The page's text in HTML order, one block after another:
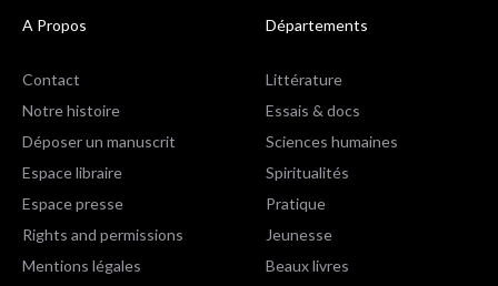
A Propos
Contact
Notre histoire
Déposer un manuscrit
Espace libraire
Espace presse
Rights and permissions
Mentions légales
Départements
Littérature
Essais & docs
Sciences humaines
Spiritualités
Pratique
Jeunesse
Beaux livres